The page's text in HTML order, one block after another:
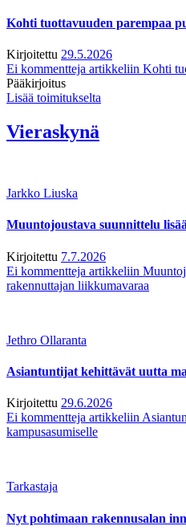
Kohti tuottavuuden parempaa
Kirjoitettu 29.5.2026
Ei kommentteja artikkeliin Kohti
Pääkirjoitus
Lisää toimitukselta
Vieraskynä
Jarkko Liuska
Muuntojoustava suunnittelu
Kirjoitettu 7.7.2026
Ei kommentteja artikkeliin
rakennuttajan liikkumavaraa
Jethro Ollaranta
Asiantuntijat kehittävät uutta
Kirjoitettu 29.6.2026
Ei kommentteja artikkeliin
kampusasumiselle
Tarkastaja
Nyt pohtimaan rakennusalan